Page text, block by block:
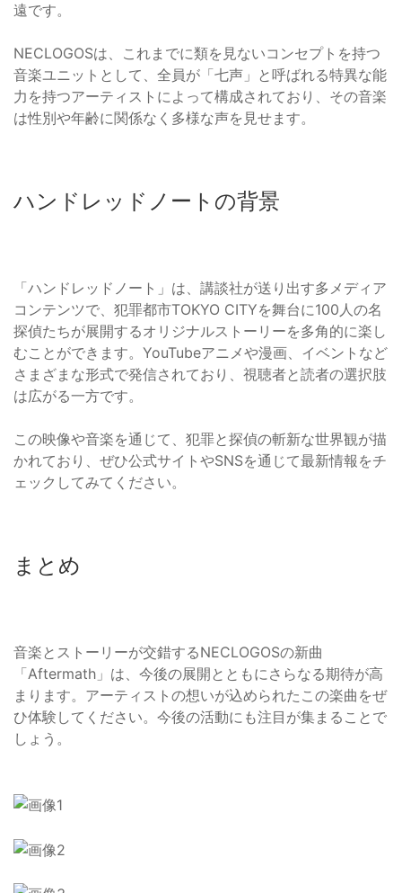
遠です。
NECLOGOSは、これまでに類を見ないコンセプトを持つ
音楽ユニットとして、全員が「七声」と呼ばれる特異な能
力を持つアーティストによって構成されており、その音楽
は性別や年齢に関係なく多様な声を見せます。
ハンドレッドノートの背景
「ハンドレッドノート」は、講談社が送り出す多メディア
コンテンツで、犯罪都市TOKYO CITYを舞台に100人の名
探偵たちが展開するオリジナルストーリーを多角的に楽し
むことができます。YouTubeアニメや漫画、イベントなど
さまざまな形式で発信されており、視聴者と読者の選択肢
は広がる一方です。
この映像や音楽を通じて、犯罪と探偵の斬新な世界観が描
かれており、ぜひ公式サイトやSNSを通じて最新情報をチ
ェックしてみてください。
まとめ
音楽とストーリーが交錯するNECLOGOSの新曲
「Aftermath」は、今後の展開とともにさらなる期待が高
まります。アーティストの想いが込められたこの楽曲をぜ
ひ体験してください。今後の活動にも注目が集まることで
しょう。